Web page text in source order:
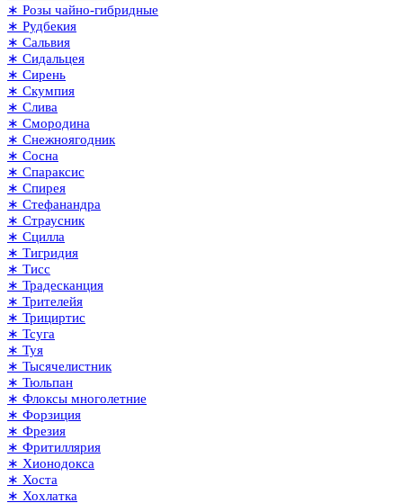
∗ Розы чайно-гибридные
∗ Рудбекия
∗ Сальвия
∗ Сидальцея
∗ Сирень
∗ Скумпия
∗ Слива
∗ Смородина
∗ Снежноягодник
∗ Сосна
∗ Спараксис
∗ Спирея
∗ Стефанандра
∗ Страусник
∗ Сцилла
∗ Тигридия
∗ Тисс
∗ Традесканция
∗ Трителейя
∗ Трициртис
∗ Тсуга
∗ Туя
∗ Тысячелистник
∗ Тюльпан
∗ Флоксы многолетние
∗ Форзиция
∗ Фрезия
∗ Фритиллярия
∗ Хионодокса
∗ Хоста
∗ Хохлатка